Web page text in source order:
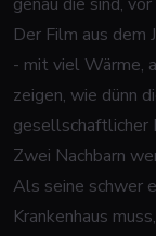
Der Film aus dem
- mit viel Wärme,
zeigen, wie dünn
gesellschaftlicher
Zwei Nachbarn
Als seine schwer
Krankenhaus